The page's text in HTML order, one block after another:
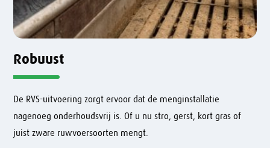
Robuust
De RVS-uitvoering zorgt ervoor dat de menginstallatie
nagenoeg onderhoudsvrij is. Of u nu stro, gerst, kort gras of
juist zware ruwvoersoorten mengt.